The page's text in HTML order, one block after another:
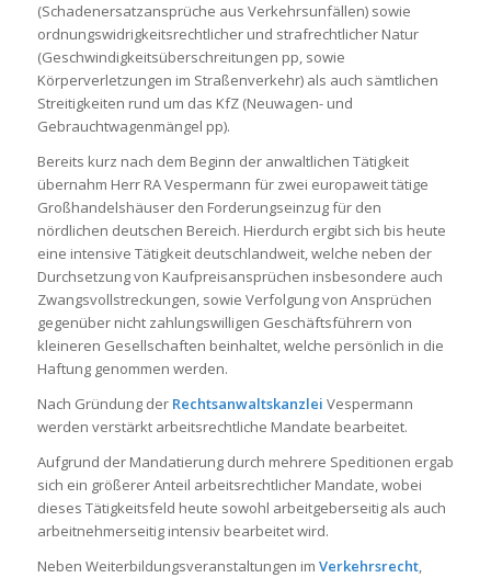
(Schadenersatzansprüche aus Verkehrsunfällen) sowie
ordnungswidrigkeitsrechtlicher und strafrechtlicher Natur
(Geschwindigkeitsüberschreitungen pp, sowie
Körperverletzungen im Straßenverkehr) als auch sämtlichen
Streitigkeiten rund um das KfZ (Neuwagen- und
Gebrauchtwagenmängel pp).
Bereits kurz nach dem Beginn der anwaltlichen Tätigkeit
übernahm Herr RA Vespermann für zwei europaweit tätige
Großhandelshäuser den Forderungseinzug für den
nördlichen deutschen Bereich. Hierdurch ergibt sich bis heute
eine intensive Tätigkeit deutschlandweit, welche neben der
Durchsetzung von Kaufpreisansprüchen insbesondere auch
Zwangsvollstreckungen, sowie Verfolgung von Ansprüchen
gegenüber nicht zahlungswilligen Geschäftsführern von
kleineren Gesellschaften beinhaltet, welche persönlich in die
Haftung genommen werden.
Nach Gründung der Rechtsanwaltskanzlei Vespermann
werden verstärkt arbeitsrechtliche Mandate bearbeitet.
Aufgrund der Mandatierung durch mehrere Speditionen ergab
sich ein größerer Anteil arbeitsrechtlicher Mandate, wobei
dieses Tätigkeitsfeld heute sowohl arbeitgeberseitig als auch
arbeitnehmerseitig intensiv bearbeitet wird.
Neben Weiterbildungsveranstaltungen im Verkehrsrecht,